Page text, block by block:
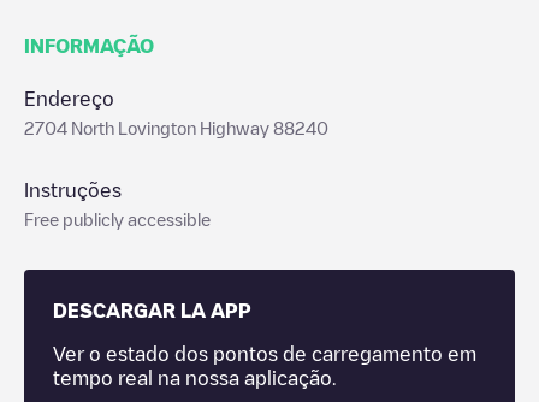
INFORMAÇÃO
Endereço
2704 North Lovington Highway 88240
Instruções
Free publicly accessible
DESCARGAR LA APP
Ver o estado dos pontos de carregamento em
tempo real na nossa aplicação.